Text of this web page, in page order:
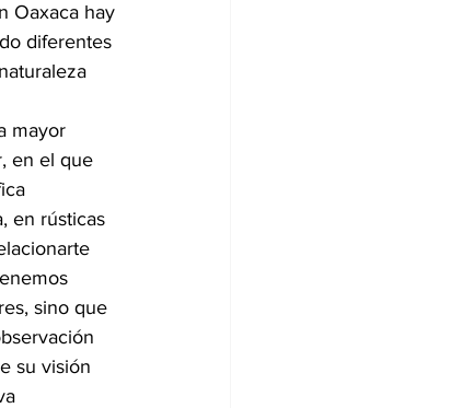
Oaxaca hay
diferentes
mayor
en el que
en rústicas
sino que
su visión